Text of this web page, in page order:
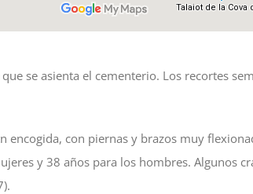
se asienta el cementerio. Los recortes
con piernas y brazos muy
y 38 años para los hombres. Algunos